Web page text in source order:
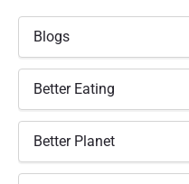
Blogs
Better Eating
Better Planet